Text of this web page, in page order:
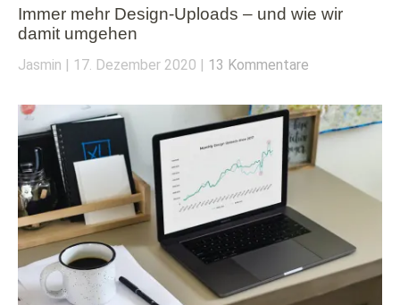
Immer mehr Design-Uploads ­– und wie wir
damit umgehen
Jasmin 17. Dezember 2020 13 Kommentare